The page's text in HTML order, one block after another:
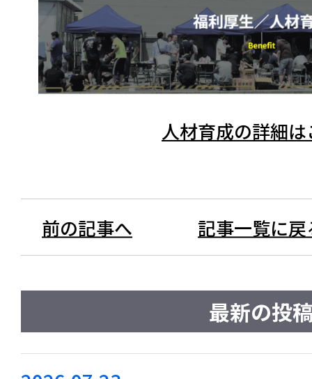
人材育成の詳細
前の記事へ 記事一覧に戻
最新の投